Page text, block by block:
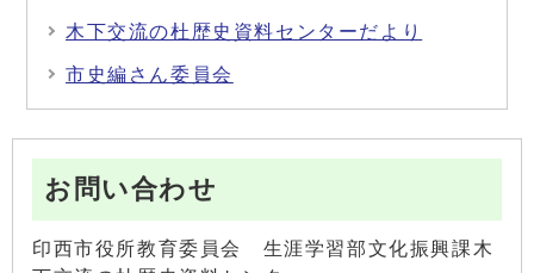
木下交流の杜歴史資料センターだより
市史編さん委員会
お問い合わせ
印西市役所教育委員会 生涯学習部文化振興課木